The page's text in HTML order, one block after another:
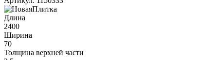
Длина
2400
Ширина
70
Толщина верхней части